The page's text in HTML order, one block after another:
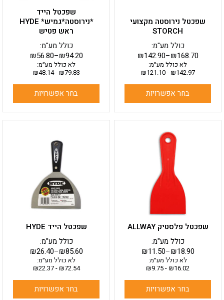
שפכטל נירוסטה מקצועי
STORCH
₪142.90–₪168.70
כולל מע"מ:
לא כולל מע״מ:
₪142.97
-
₪121.10
בחר אפשרויות
שפכטל הייד
*נירוסטה*גמיש* HYDE
ראש פטיש
₪56.80–₪94.20
כולל מע"מ:
לא כולל מע״מ:
₪79.83
-
₪48.14
בחר אפשרויות
המוצר
שפכטל פלסטיק ALLWAY
₪11.50–₪18.90
כולל מע"מ:
לא כולל מע״מ:
₪16.02
-
₪9.75
בחר אפשרויות
זה
יש
מספר
סוגים.
ניתן
לבחור
האפשרויות
המוצר
שפכטל הייד HYDE
₪26.40–₪85.60
כולל מע"מ:
לא כולל מע״מ:
₪72.54
-
₪22.37
בחר אפשרויות
יש
מספר
סוגים.
ניתן
לבחור
את
האפשרויות
המוצר